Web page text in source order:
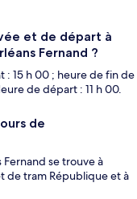
et de départ à
Fernand ?
15 h 00 ; heure de fin de
de départ : 11 h 00.
de
se trouve à
de tram République et à